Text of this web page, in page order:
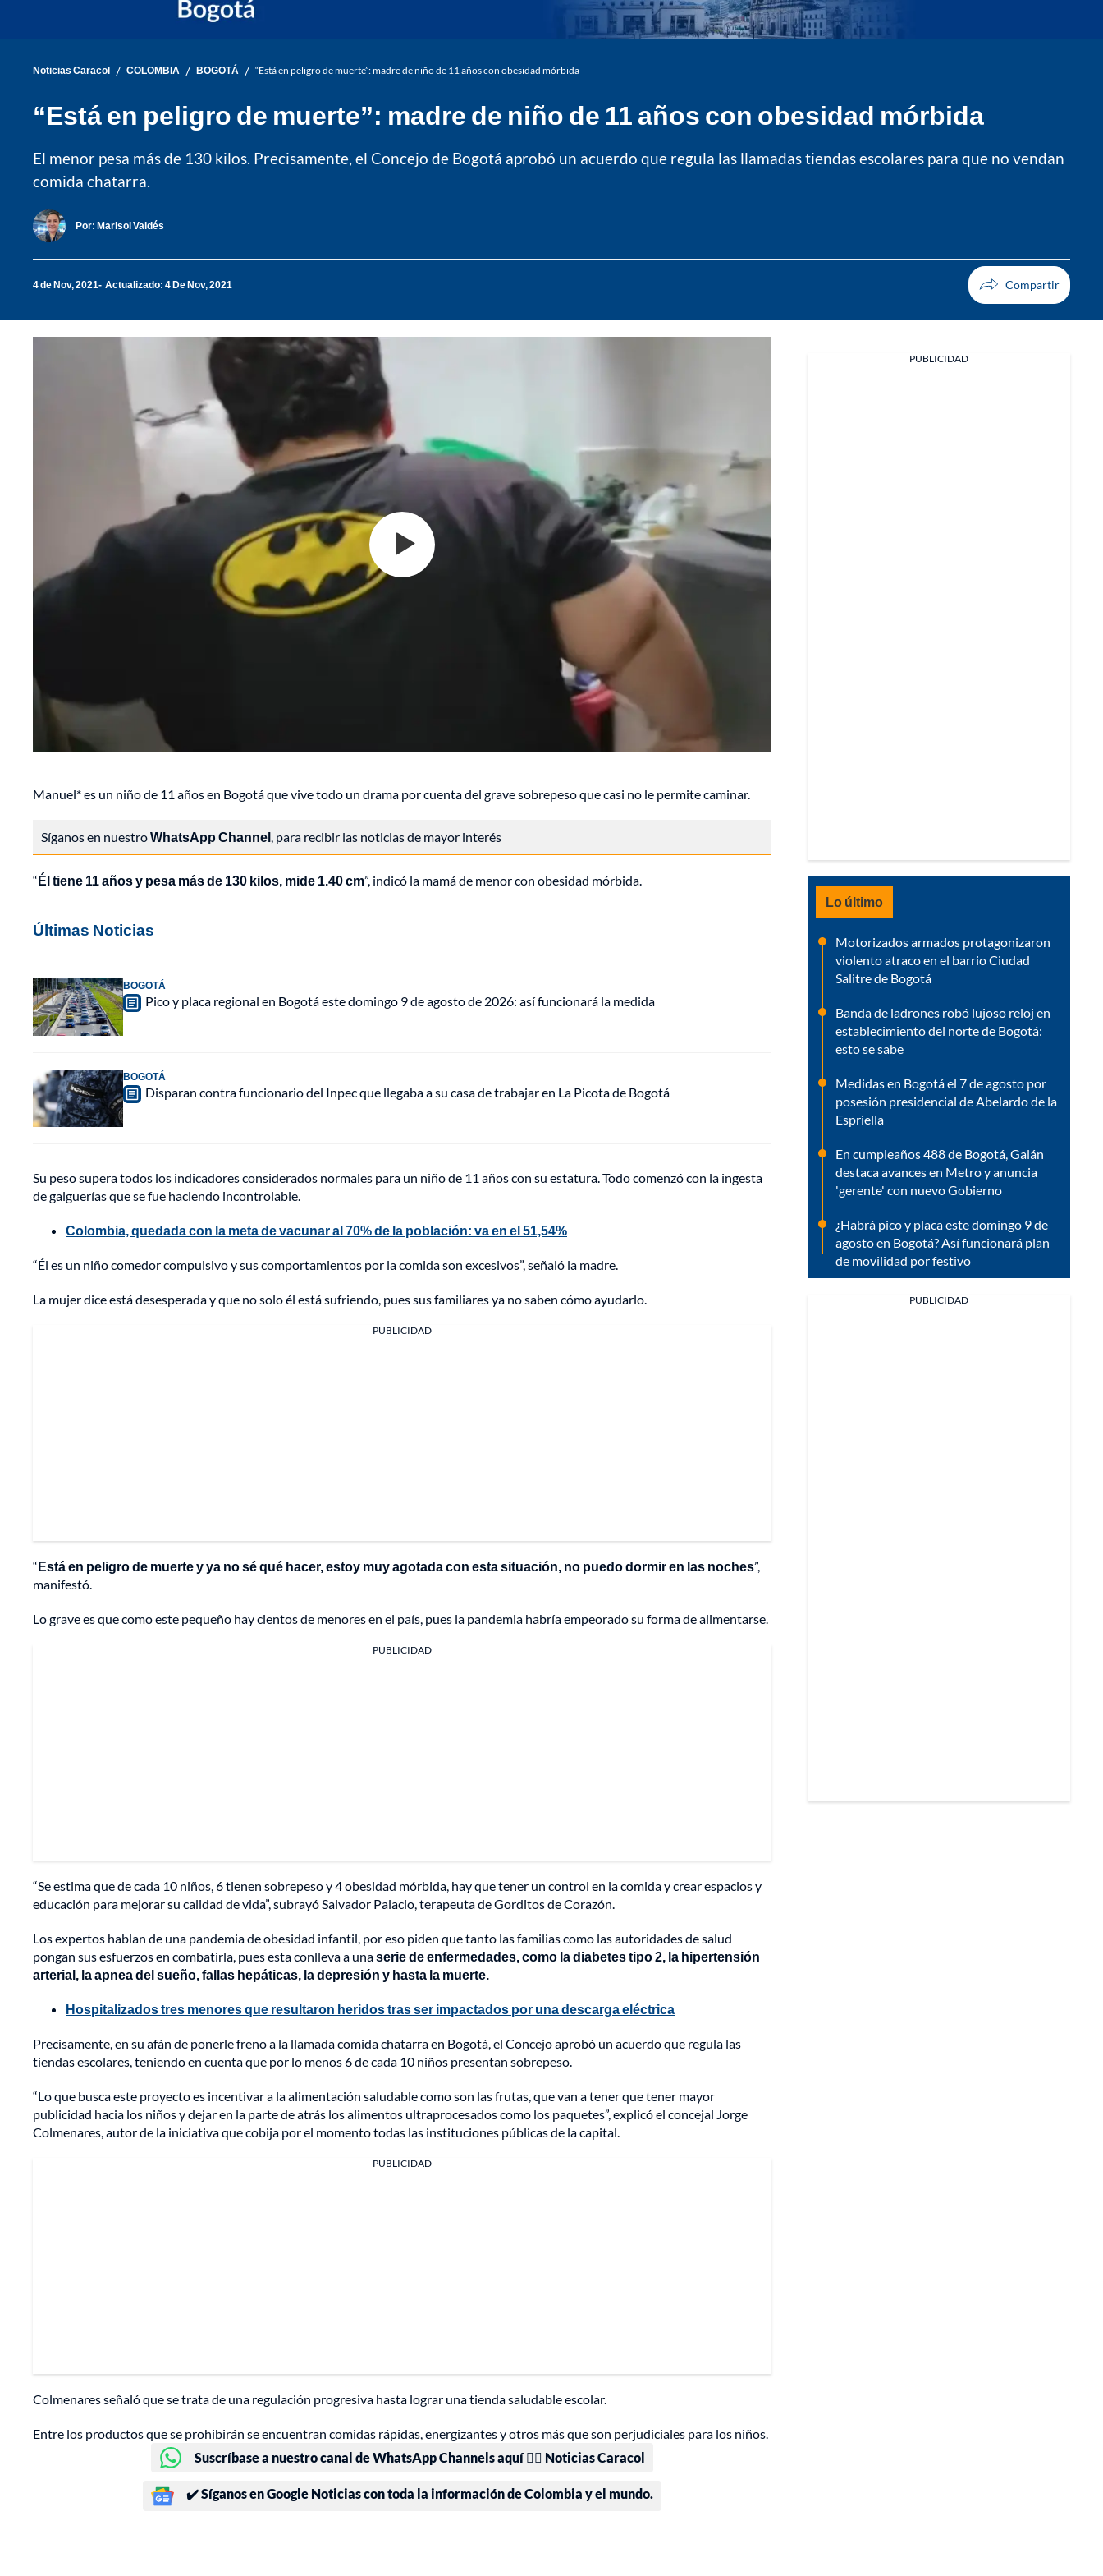
Noticias Caracol / COLOMBIA / BOGOTÁ / “Está en peligro de muerte”: madre de niño de 11 años con obesidad mórbida
“Está en peligro de muerte”: madre de niño de 11 años con obesidad mórbida
El menor pesa más de 130 kilos. Precisamente, el Concejo de Bogotá aprobó un acuerdo que regula las llamadas tiendas escolares para que no vendan
comida chatarra.
Por: Marisol Valdés
4 de Nov, 2021 Actualizado: 4 De Nov, 2021
Manuel* es un niño de 11 años en Bogotá que vive todo un drama por cuenta del grave sobrepeso que casi no le permite caminar.
Síganos en nuestroWhatsApp Channel, para recibir las noticias de mayor interés
“Él tiene 11 años y pesa más de 130 kilos, mide 1.40 cm”, indicó la mamá de menor con obesidad mórbida.
Últimas Noticias
BOGOTÁ
Pico y placa regional en Bogotá este domingo 9 de agosto de 2026: así funcionará la medida
BOGOTÁ
Disparan contra funcionario del Inpec que llegaba a su casa de trabajar en La Picota de Bogotá
Su peso supera todos los indicadores considerados normales para un niño de 11 años con su estatura. Todo comenzó con la ingesta
de galguerías que se fue haciendo incontrolable.
Colombia, quedada con la meta de vacunar al 70% de la población: va en el 51,54%
“Él es un niño comedor compulsivo y sus comportamientos por la comida son excesivos”, señaló la madre.
La mujer dice está desesperada y que no solo él está sufriendo, pues sus familiares ya no saben cómo ayudarlo.
PUBLICIDAD
“Está en peligro de muerte y ya no sé qué hacer, estoy muy agotada con esta situación, no puedo dormir en las noches”,
manifestó.
Lo grave es que como este pequeño hay cientos de menores en el país, pues la pandemia habría empeorado su forma de alimentarse.
PUBLICIDAD
“Se estima que de cada 10 niños, 6 tienen sobrepeso y 4 obesidad mórbida, hay que tener un control en la comida y crear espacios y
educación para mejorar su calidad de vida”, subrayó Salvador Palacio, terapeuta de Gorditos de Corazón.
Los expertos hablan de una pandemia de obesidad infantil, por eso piden que tanto las familias como las autoridades de salud
pongan sus esfuerzos en combatirla, pues esta conlleva a unaserie de enfermedades, como la diabetes tipo 2, la hipertensión
arterial, la apnea del sueño, fallas hepáticas, la depresión y hasta la muerte.
Hospitalizados tres menores que resultaron heridos tras ser impactados por una descarga eléctrica
Precisamente, en su afán de ponerle freno a la llamada comida chatarra en Bogotá, el Concejo aprobó un acuerdo que regula las
tiendas escolares, teniendo en cuenta que por lo menos 6 de cada 10 niños presentan sobrepeso.
“Lo que busca este proyecto es incentivar a la alimentación saludable como son las frutas, que van a tener que tener mayor
publicidad hacia los niños y dejar en la parte de atrás los alimentos ultraprocesados como los paquetes”, explicó el concejal Jorge
Colmenares, autor de la iniciativa que cobija por el momento todas las instituciones públicas de la capital.
PUBLICIDAD
Colmenares señaló que se trata de una regulación progresiva hasta lograr una tienda saludable escolar.
Entre los productos que se prohibirán se encuentran comidas rápidas, energizantes y otros más que son perjudiciales para los niños.
Suscríbase a nuestro canal de WhatsApp Channels aquí 👉🏻 Noticias Caracol
✔️ Síganos en Google Noticias con toda la información de Colombia y el mundo.
PUBLICIDAD
Lo último
Motorizados armados protagonizaron
violento atraco en el barrio Ciudad
Salitre de Bogotá
Banda de ladrones robó lujoso reloj en
establecimiento del norte de Bogotá:
esto se sabe
Medidas en Bogotá el 7 de agosto por
posesión presidencial de Abelardo de la
Espriella
En cumpleaños 488 de Bogotá, Galán
destaca avances en Metro y anuncia
'gerente' con nuevo Gobierno
¿Habrá pico y placa este domingo 9 de
agosto en Bogotá? Así funcionará plan
de movilidad por festivo
PUBLICIDAD